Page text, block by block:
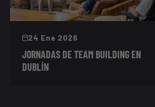
24 Ene 2026
JORNADAS DE TEAM BUILDING EN
DUBLÍN